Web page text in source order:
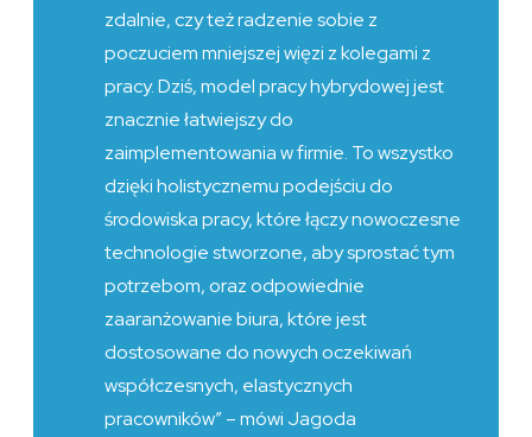
zdalnie, czy też radzenie sobie z
poczuciem mniejszej więzi z kolegami z
pracy. Dziś, model pracy hybrydowej jest
znacznie łatwiejszy do
zaimplementowania w firmie. To wszystko
dzięki holistycznemu podejściu do
środowiska pracy, które łączy nowoczesne
technologie stworzone, aby sprostać tym
potrzebom, oraz odpowiednie
zaaranżowanie biura, które jest
dostosowane do nowych oczekiwań
współczesnych, elastycznych
pracowników” – mówi Jagoda